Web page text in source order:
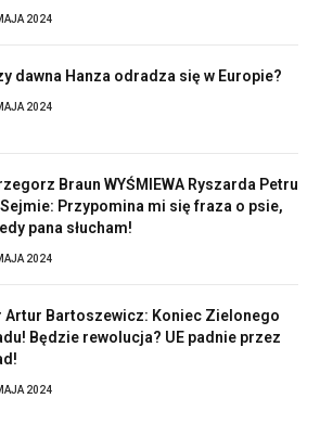
2024
dawna Hanza odradza się w Europie?
2024
Braun WYŚMIEWA Ryszarda Petru
Przypomina mi się fraza o psie,
pana słucham!
2024
Artur Bartoszewicz: Koniec Zielonego
Będzie rewolucja? UE padnie przez
2024